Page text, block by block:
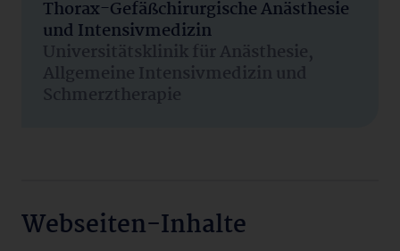
Thorax-Gefäßchirurgische Anästhesie
und Intensivmedizin
Universitätsklinik für Anästhesie,
Allgemeine Intensivmedizin und
Schmerztherapie
Webseiten-Inhalte